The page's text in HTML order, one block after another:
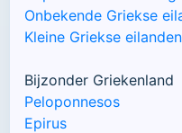
Onbekende Griekse
Kleine Griekse eilanden
Bijzonder Griekenland
Peloponnesos
Epirus